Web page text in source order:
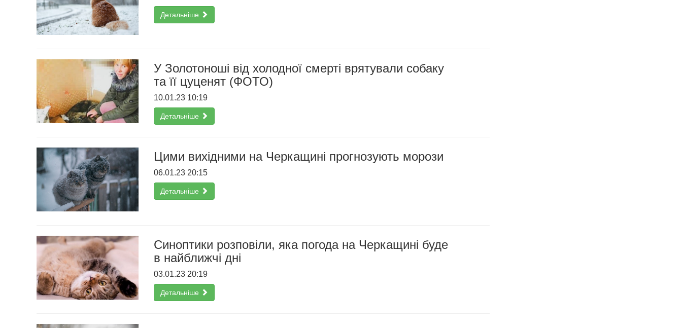
Детальніше
У Золотоноші від холодної смерті врятували собаку
та її цуценят (ФОТО)
10.01.23 10:19
Детальніше
Цими вихідними на Черкащині прогнозують морози
06.01.23 20:15
Детальніше
Синоптики розповіли, яка погода на Черкащині буде
в найближчі дні
03.01.23 20:19
Детальніше